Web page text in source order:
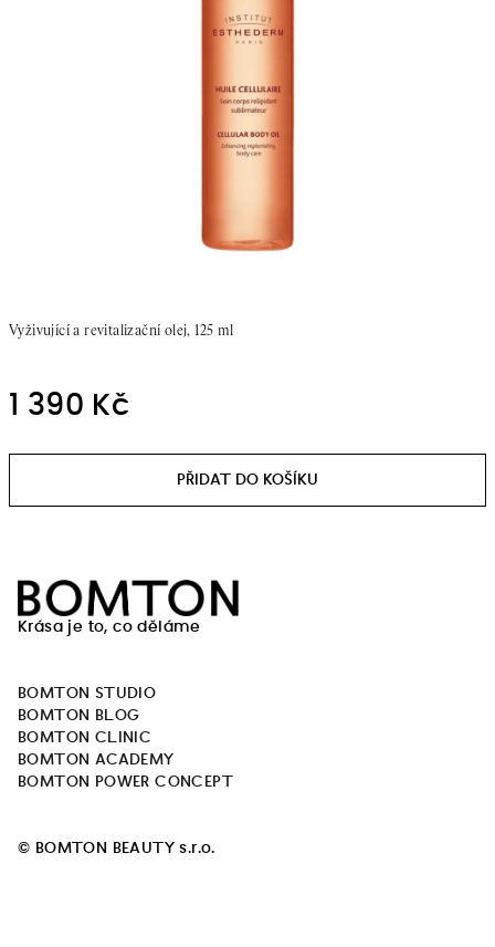
Vyživující a revitalizační olej, 125 ml
1 390 Kč
Krása je to, co děláme
BOMTON STUDIO
BOMTON BLOG
BOMTON CLINIC
BOMTON ACADEMY
BOMTON POWER CONCEPT
© BOMTON BEAUTY s.r.o.